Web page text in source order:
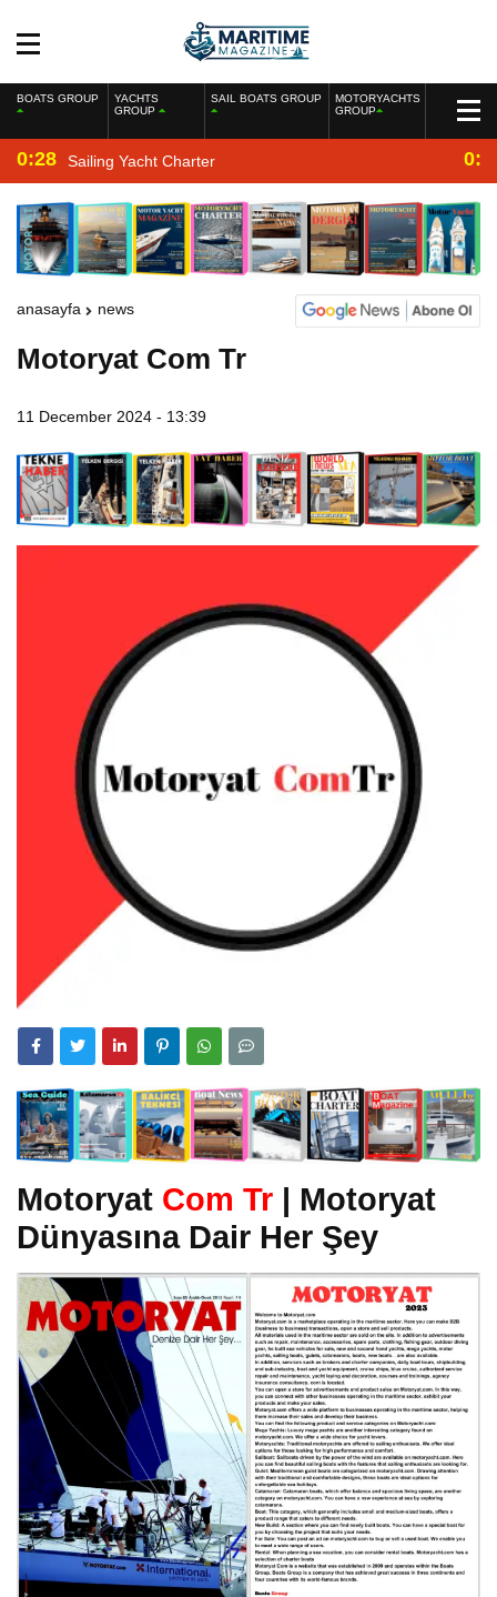
BOATS GROUP
YACHTS
GROUP
SAIL BOATS GROUP
MOTORYACHTS
GROUP
0:28 Sailing Yacht Charter
anasayfa news
Motoryat Com Tr
11 December 2024 - 13:39
Motoryat Com Tr | Motoryat
Dünyasına Dair Her Şey